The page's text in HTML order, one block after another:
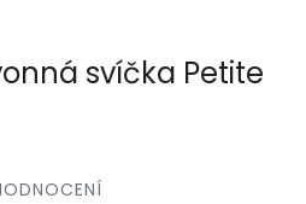
svíčka Petite